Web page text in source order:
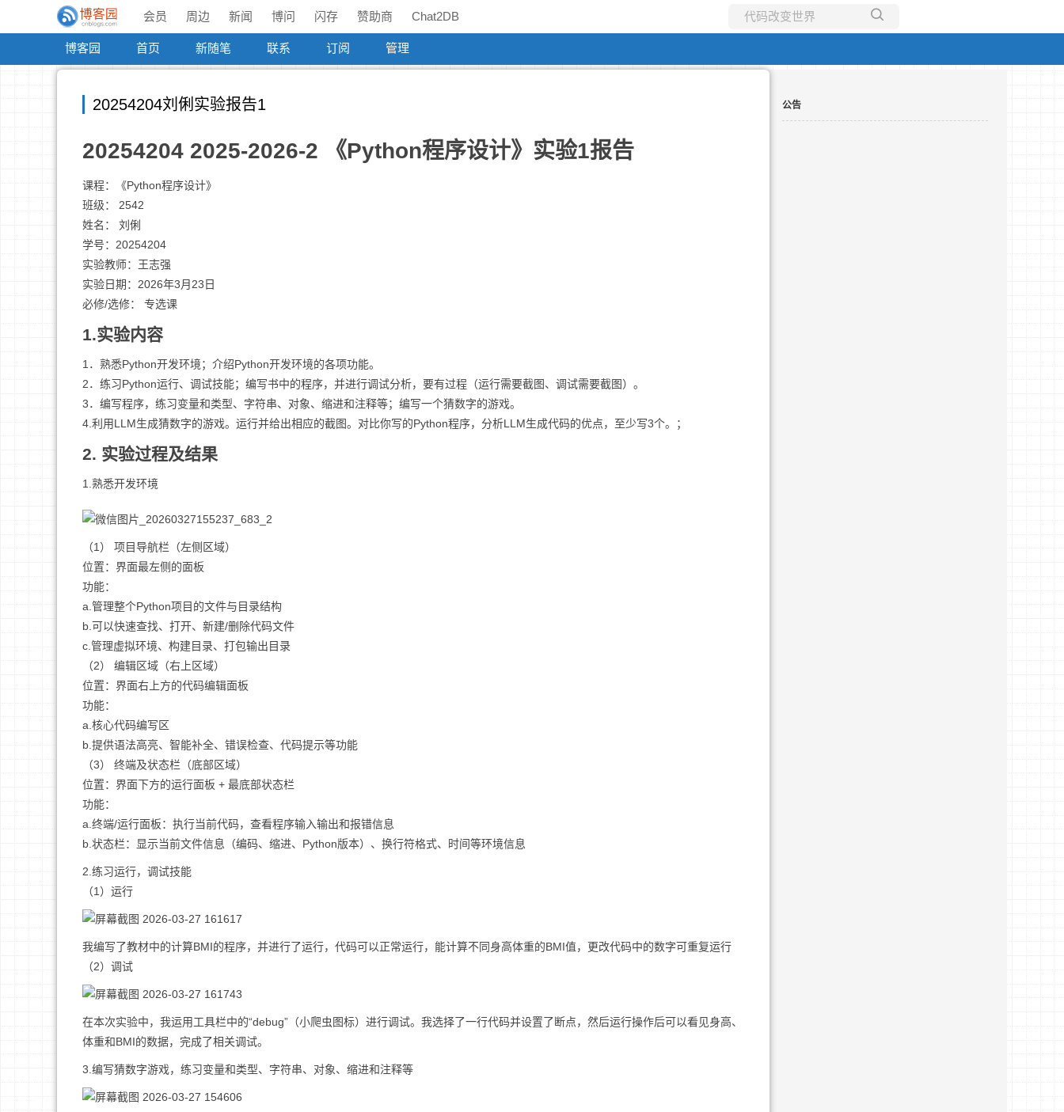
会员 周边 新闻 博问 闪存 赞助商 Chat2DB
博客园 首页 新随笔 联系 订阅 管理
20254204刘俐实验报告1
20254204 2025-2026-2 《Python程序设计》实验1报告
课程：《Python程序设计》
班级： 2542
姓名： 刘俐
学号：20254204
实验教师：王志强
实验日期：2026年3月23日
必修/选修： 专选课
1.实验内容
1．熟悉Python开发环境；介绍Python开发环境的各项功能。
2．练习Python运行、调试技能；编写书中的程序，并进行调试分析，要有过程（运行需要截图、调试需要截图）。
3．编写程序，练习变量和类型、字符串、对象、缩进和注释等；编写一个猜数字的游戏。
4.利用LLM生成猜数字的游戏。运行并给出相应的截图。对比你写的Python程序，分析LLM生成代码的优点，至少写3个。；
2. 实验过程及结果
1.熟悉开发环境
（1） 项目导航栏（左侧区域）
位置：界面最左侧的面板
功能：
a.管理整个Python项目的文件与目录结构
b.可以快速查找、打开、新建/删除代码文件
c.管理虚拟环境、构建目录、打包输出目录
（2） 编辑区域（右上区域）
位置：界面右上方的代码编辑面板
功能：
a.核心代码编写区
b.提供语法高亮、智能补全、错误检查、代码提示等功能
（3） 终端及状态栏（底部区域）
位置：界面下方的运行面板 + 最底部状态栏
功能：
a.终端/运行面板：执行当前代码，查看程序输入输出和报错信息
b.状态栏：显示当前文件信息（编码、缩进、Python版本）、换行符格式、时间等环境信息
2.练习运行，调试技能
（1）运行
我编写了教材中的计算BMI的程序，并进行了运行，代码可以正常运行，能计算不同身高体重的BMI值，更改代码中的数字可重复运行
（2）调试
在本次实验中，我运用工具栏中的“debug”（小爬虫图标）进行调试。我选择了一行代码并设置了断点，然后运行操作后可以看见身高、
体重和BMI的数据，完成了相关调试。
3.编写猜数字游戏，练习变量和类型、字符串、对象、缩进和注释等
公告